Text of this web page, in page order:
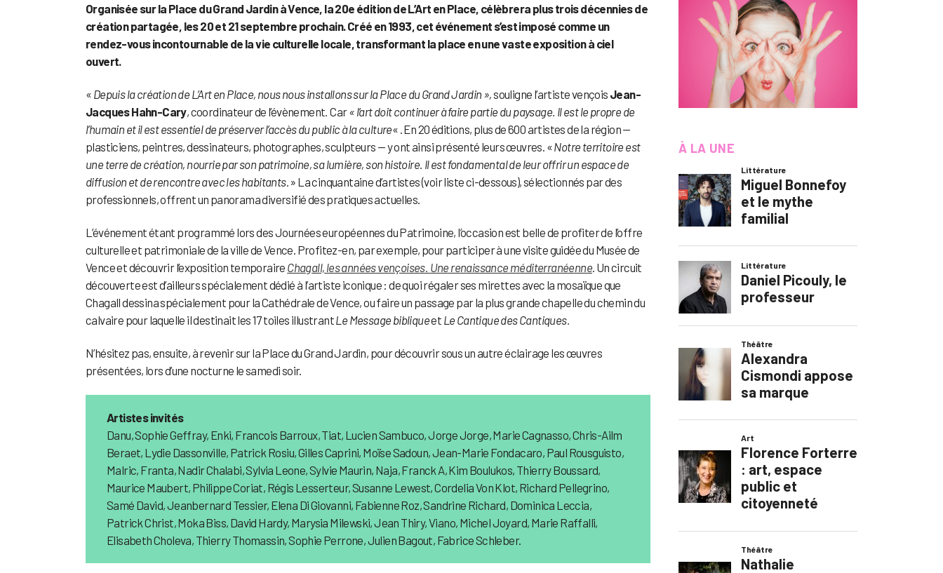
Organisée sur la Place du Grand Jardin à Vence, la 20e édition de L’Art en Place, célèbrera plus trois décennies de
création partagée, les 20 et 21 septembre prochain. Créé en 1993, cet événement s’est imposé comme un
rendez-vous incontournable de la vie culturelle locale, transformant la place en une vaste exposition à ciel
ouvert.
« Depuis la création de L’Art en Place, nous nous installons sur la Place du Grand Jardin »,souligne l’artiste vençois Jean-
Jacques Hahn-Cary, coordinateur de l’évènement .Car« l’art doit continuer à faire partie du paysage. Il est le propre de
l’humain et il est essentiel de préserver l’accès du public à la culture« . En 20 éditions, plus de 600 artistes de la région —
plasticiens, peintres, dessinateurs, photographes, sculpteurs — y ont ainsi présenté leurs œuvres. «Notre territoire est
une terre de création, nourrie par son patrimoine, sa lumière, son histoire. Il est fondamental de leur offrir un espace de
diffusion et de rencontre avec les habitants. » La cinquantaine d’artistes (voir liste ci-dessous), sélectionnés par des
professionnels, offrent un panorama diversifié des pratiques actuelles.
L’événement étant programmé lors des Journées européennes du Patrimoine, l’occasion est belle de profiter de l’offre
culturelle et patrimoniale de la ville de Vence. Profitez-en, par exemple, pour participer à une visite guidée du Musée de
Vence et découvrir l’exposition temporaire Chagall, les années vençoises. Une renaissance méditerranéenne . Un circuit
découverte est d’ailleurs spécialement dédié à l’artiste iconique : de quoi régaler ses mirettes avec la mosaïque que
Chagall dessina spécialement pour la Cathédrale de Vence, ou faire un passage par la plus grande chapelle du chemin du
calvaire pour laquelle il destinait les 17 toiles illustrantLe Message bibliqueet Le Cantique des Cantiques.
N’hésitez pas, ensuite, à revenir sur la Place du Grand Jardin, pour découvrir sous un autre éclairage les œuvres
présentées, lors d’une nocturne le samedi soir.
Artistes invités
Danu, Sophie Geffray, Enki, Francois Barroux, Tiat, Lucien Sambuco, Jorge Jorge, Marie Cagnasso, Chris-Ailm
Beraet, Lydie Dassonville, Patrick Rosiu, Gilles Caprini, Moïse Sadoun, Jean-Marie Fondacaro, Paul Rousguisto,
Malric, Franta, Nadir Chalabi, Sylvia Leone, Sylvie Maurin, Naja, Franck A, Kim Boulukos, Thierry Boussard,
Maurice Maubert, Philippe Coriat, Régis Lesserteur, Susanne Lewest, Cordelia Von Klot, Richard Pellegrino,
Samé David, Jeanbernard Tessier, Elena Di Giovanni, Fabienne Roz, Sandrine Richard, Dominica Leccia,
Patrick Christ, Moka Biss, David Hardy, Marysia Milewski, Jean Thiry, Viano, Michel Joyard, Marie Raffalli,
Elisabeth Choleva, Thierry Thomassin, Sophie Perrone, Julien Bagout, Fabrice Schleber.
À LA UNE